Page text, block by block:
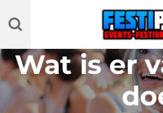
direct
de
hoofdinhoud
Wat is er